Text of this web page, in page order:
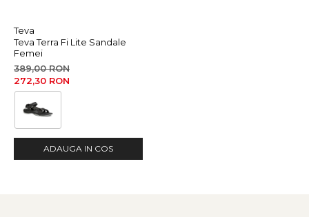
Teva
Teva Terra Fi Lite Sandale
Femei
389,00 RON
272,30 RON
ADAUGA IN COS